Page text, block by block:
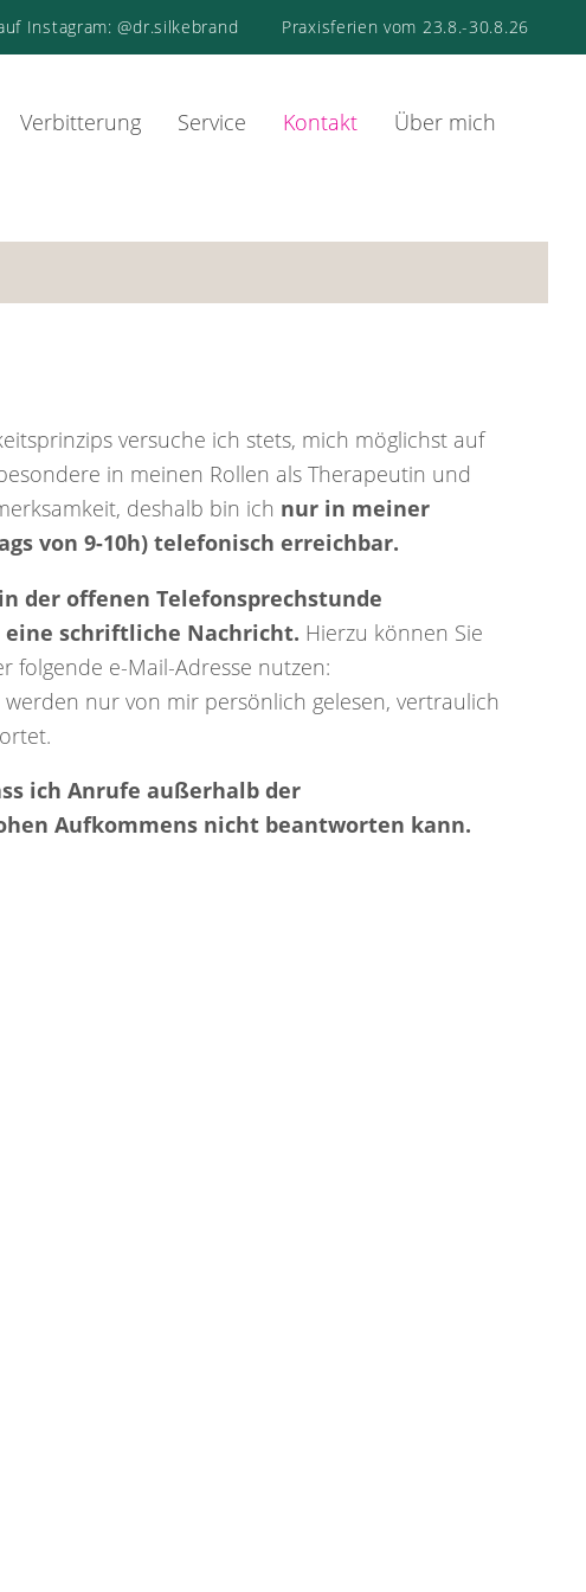
Instagram: @dr.silkebrand Praxisferien vom 23.8.-30.8.26
Verbitterung Service Kontakt Über mich
versuche ich stets, mich möglichst auf
in meinen Rollen als Therapeutin und
deshalb bin ich nur in meiner
von 9-10h) telefonisch erreichbar.
der offenen Telefonsprechstunde
schriftliche Nachricht. Hierzu können Sie
folgende e-Mail-Adresse nutzen:
nur von mir persönlich gelesen, vertraulich
ich Anrufe außerhalb der
Aufkommens nicht beantworten kann.